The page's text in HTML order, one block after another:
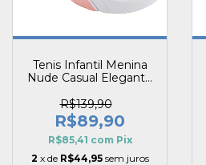
Tenis Infantil Menina
Nude Casual Elegante
Guty Pé com Pé
R$139,90
R$89,90
R$85,41 com Pix
2 x de R$44,95 sem juros